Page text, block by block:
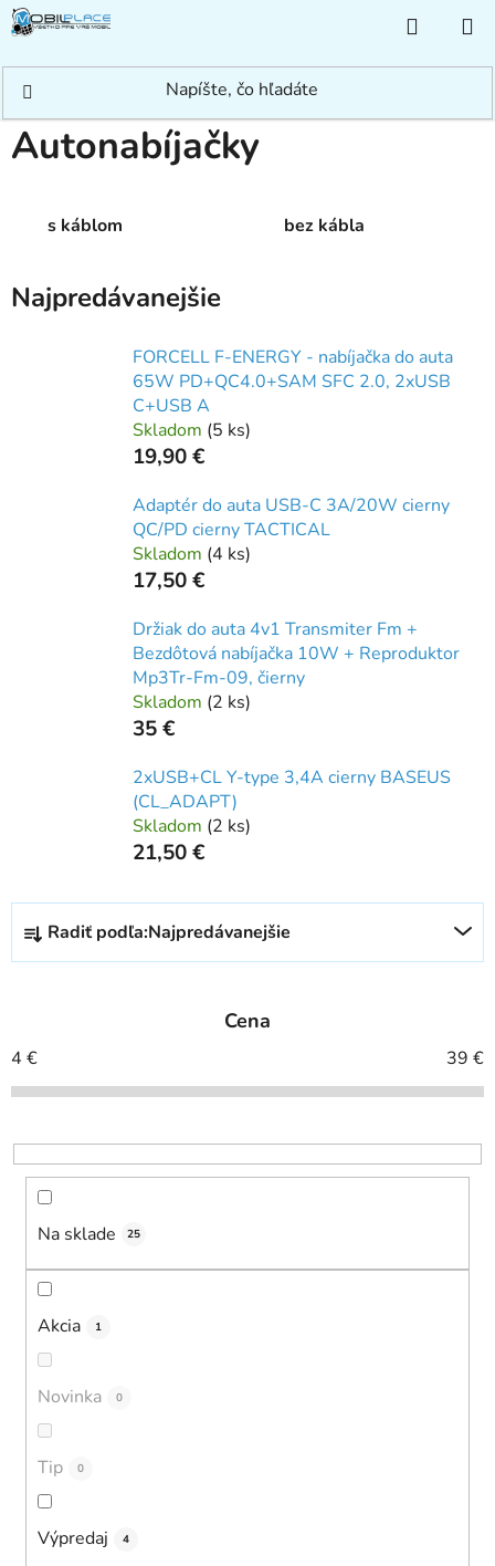
Prejsť
na
KOŠÍK
Nabíjačky Autonabíjačky
Autonabíjačky
s káblom bez kábla
Najpredávanejšie
FORCELL F-ENERGY - nabíjačka do auta
65W PD+QC4.0+SAM SFC 2.0, 2xUSB
C+USB A
Skladom (5 ks)
19,90 €
Adaptér do auta USB-C 3A/20W cierny
QC/PD cierny TACTICAL
Skladom (4 ks)
17,50 €
Držiak do auta 4v1 Transmiter Fm +
Bezdôtová nabíjačka 10W + Reproduktor
Mp3Tr-Fm-09, čierny
Skladom (2 ks)
35 €
2xUSB+CL Y-type 3,4A cierny BASEUS
(CL_ADAPT)
Skladom (2 ks)
21,50 €
R
d
i
e
r
o
Radiť podľa:Najpredávanejšie
Cena
4 € 39 €
Na sklade 25
Akcia 1
Novinka 0
Tip 0
Výpredaj 4